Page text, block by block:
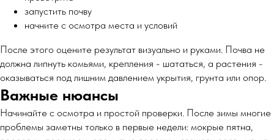
запустить почву
начните с осмотра места и условий
После этого оцените результат визуально и руками. Почва не
должна липнуть комьями, крепления - шататься, а растения -
оказываться под лишним давлением укрытия, грунта или опор.
Важные нюансы
Начинайте с осмотра и простой проверки. После зимы многие
проблемы заметны только в первые недели: мокрые пятна,